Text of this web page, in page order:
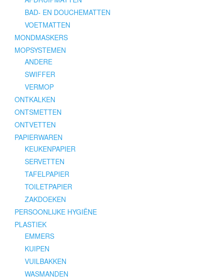
BAD- EN DOUCHEMATTEN
VOETMATTEN
MONDMASKERS
MOPSYSTEMEN
ANDERE
SWIFFER
VERMOP
ONTKALKEN
ONTSMETTEN
ONTVETTEN
PAPIERWAREN
KEUKENPAPIER
SERVETTEN
TAFELPAPIER
TOILETPAPIER
ZAKDOEKEN
PERSOONLIJKE HYGIËNE
PLASTIEK
EMMERS
KUIPEN
VUILBAKKEN
WASMANDEN